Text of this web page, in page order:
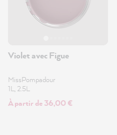
Violet avec Figue
MissPompadour
1L, 2.5L
À partir de 36,00 €